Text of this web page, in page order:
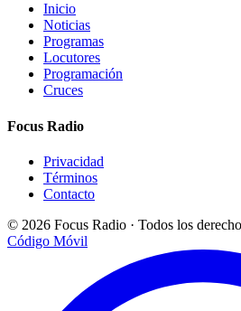
Inicio
Noticias
Programas
Locutores
Programación
Cruces
Focus Radio
Privacidad
Términos
Contacto
© 2026 Focus Radio · Todos los
Código Móvil